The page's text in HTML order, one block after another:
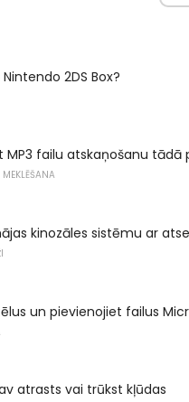
2DS Box?
MP3 failu atskaņošanu tādā
kinozāles sistēmu ar
un pievienojiet failus
atrasts vai trūkst kļūdas